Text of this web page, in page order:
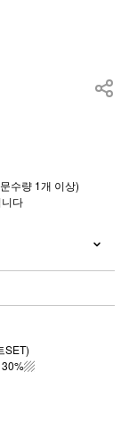
수량 1개 이상)
다
SET)
30%▨